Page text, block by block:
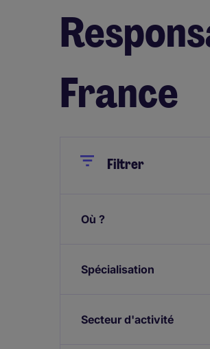
France
CloseFiltrer
Où ?
Spécialisation
Secteur d'activité